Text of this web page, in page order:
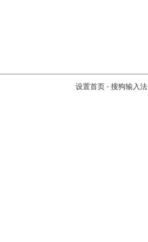
设置首页 - 搜狗输入法